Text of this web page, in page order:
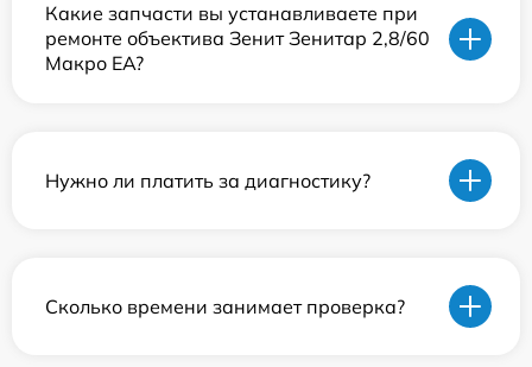
Какие запчасти вы устанавливаете при
ремонте объектива Зенит Зенитар 2,8/60
Макро ЕА?
Нужно ли платить за диагностику?
Сколько времени занимает проверка?